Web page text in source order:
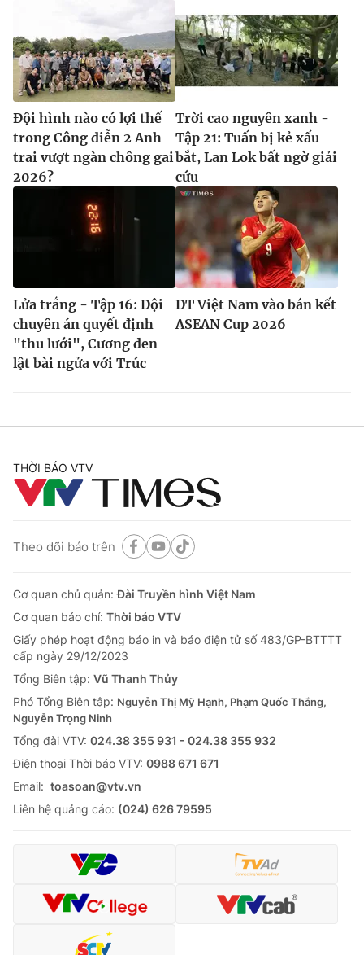
Đội hình nào có lợi thế
trong Công diễn 2 Anh
trai vượt ngàn chông gai
2026?
Trời cao nguyên xanh -
Tập 21: Tuấn bị kẻ xấu
bắt, Lan Lok bất ngờ giải
cứu
Lửa trắng - Tập 16: Đội
chuyên án quyết định
"thu lưới", Cương đen
lật bài ngửa với Trúc
ĐT Việt Nam vào bán kết
ASEAN Cup 2026
THỜI BÁO VTV
Theo dõi báo trên
Cơ quan chủ quản:Đài Truyền hình Việt Nam
Cơ quan báo chí: Thời báo VTV
Giấy phép hoạt động báo in và báo điện tử số 483/GP-BTTTT
cấp ngày 29/12/2023
Tổng Biên tập: Vũ Thanh Thủy
Phó Tổng Biên tập: Nguyễn Thị Mỹ Hạnh, Phạm Quốc Thắng,
Nguyễn Trọng Ninh
Tổng đài VTV: 024.38 355 931 - 024.38 355 932
Ðiện thoại Thời báo VTV: 0988 671 671
Email: toasoan@vtv.vn
Liên hệ quảng cáo: (024) 626 79595